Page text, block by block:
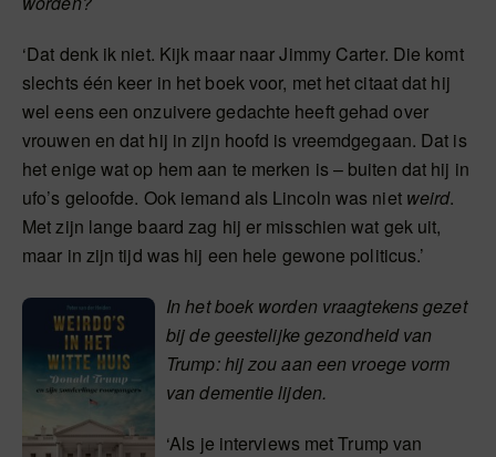
‘Dat denk ik niet. Kijk maar naar Jimmy Carter. Die komt
slechts één keer in het boek voor, met het citaat dat hij
wel eens een onzuivere gedachte heeft gehad over
vrouwen en dat hij in zijn hoofd is vreemdgegaan. Dat is
het enige wat op hem aan te merken is – buiten dat hij in
ufo’s geloofde. Ook iemand als Lincoln was niet weird.
Met zijn lange baard zag hij er misschien wat gek uit,
maar in zijn tijd was hij een hele gewone politicus.’
In het boek worden vraagtekens gezet
bij de geestelijke gezondheid van
Trump: hij zou aan een vroege vorm
van dementie lijden.
‘Als je interviews met Trump van